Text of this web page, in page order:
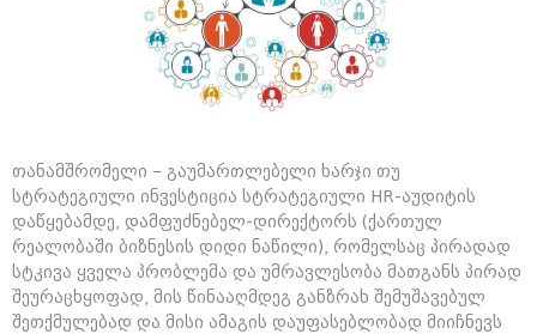
თანამშრომელი − გაუმართლებელი ხარჯი თუ
სტრატეგიული ინვესტიცია სტრატეგიული HR-აუდიტის
დაწყებამდე, დამფუძნებელ-დირექტორს (ქართულ
რეალობაში ბიზნესის დიდი ნაწილი), რომელსაც პირადად
სტკივა ყველა პრობლემა და უმრავლესობა მათგანს პირად
შეურაცხყოფად, მის წინააღმდეგ განზრახ შემუშავებულ
შეთქმულებად და მისი ამაგის დაუფასებლობად მიიჩნევს